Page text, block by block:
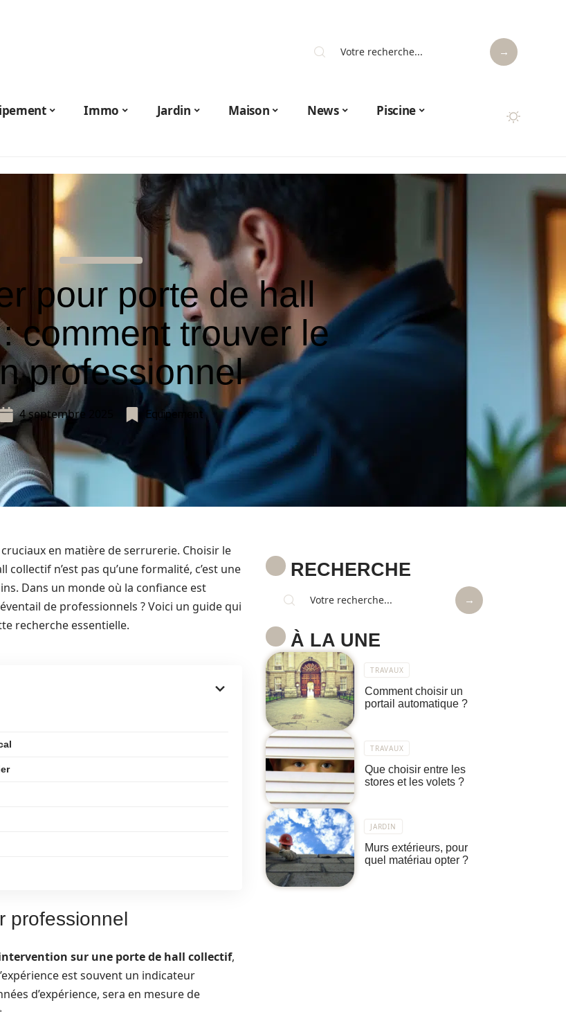
Immo Jardin Maison News
Piscine
pour porte de hall
comment trouver le
professionnel
4 septembre 2025 Equipement
en matière de serrurerie. Choisir le
n’est pas qu’une formalité, c’est une
Dans un monde où la confiance est
de professionnels ? Voici un guide qui
recherche essentielle.
professionnel
sur une porte de hall collectif,
est souvent un indicateur
d’expérience, sera en mesure de
RECHERCHE
À LA UNE
TRAVAUX
Comment choisir un
portail automatique ?
TRAVAUX
Que choisir entre les
stores et les volets ?
JARDIN
Murs extérieurs, pour
quel matériau opter ?